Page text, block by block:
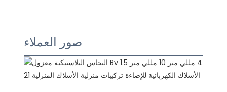
صور العملاء